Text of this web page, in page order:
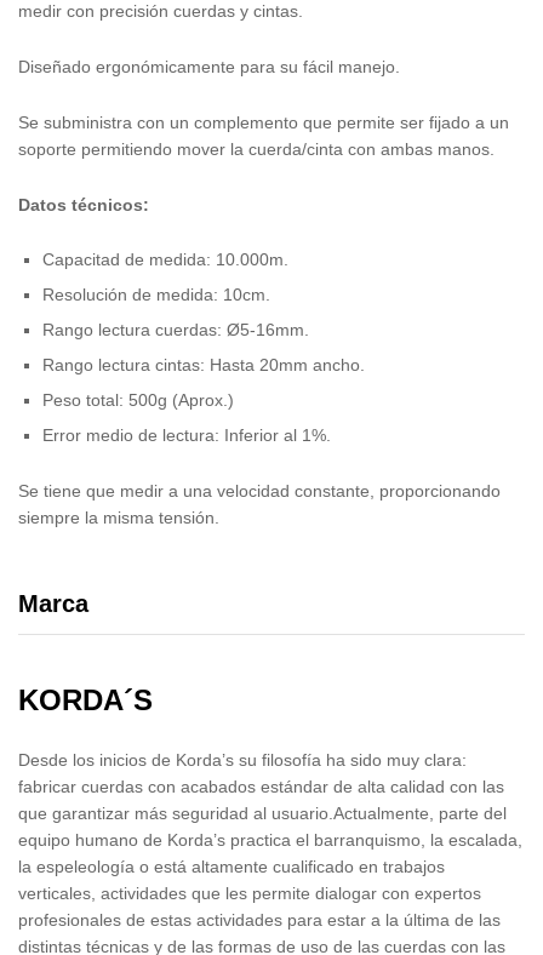
medir con precisión cuerdas y cintas.
Diseñado ergonómicamente para su fácil manejo.
Se subministra con un complemento que permite ser fijado a un
soporte permitiendo mover la cuerda/cinta con ambas manos.
Datos técnicos:
Capacitad de medida: 10.000m.
Resolución de medida: 10cm.
Rango lectura cuerdas: Ø5-16mm.
Rango lectura cintas: Hasta 20mm ancho.
Peso total: 500g (Aprox.)
Error medio de lectura: Inferior al 1%.
Se tiene que medir a una velocidad constante, proporcionando
siempre la misma tensión.
Marca
KORDA´S
Desde los inicios de Korda’s su filosofía ha sido muy clara:
fabricar cuerdas con acabados estándar de alta calidad con las
que garantizar más seguridad al usuario.Actualmente, parte del
equipo humano de Korda’s practica el barranquismo, la escalada,
la espeleología o está altamente cualificado en trabajos
verticales, actividades que les permite dialogar con expertos
profesionales de estas actividades para estar a la última de las
distintas técnicas y de las formas de uso de las cuerdas con las